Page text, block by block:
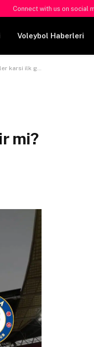
Connect with us on social
Voleybol Haberleri
alabilir mi?
mi?